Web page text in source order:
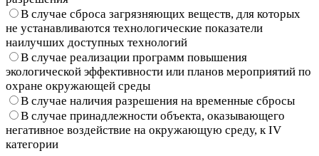
В случае сброса загрязняющих веществ, для которых
не устанавливаются технологические показатели
наилучших доступных технологий
В случае реализации программ повышения
экологической эффективности или планов мероприятий по
охране окружающей среды
В случае наличия разрешения на временные сбросы
В случае принадлежности объекта, оказывающего
негативное воздействие на окружающую среду, к IV
категории